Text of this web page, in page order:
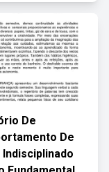
De
De
Indisciplinado